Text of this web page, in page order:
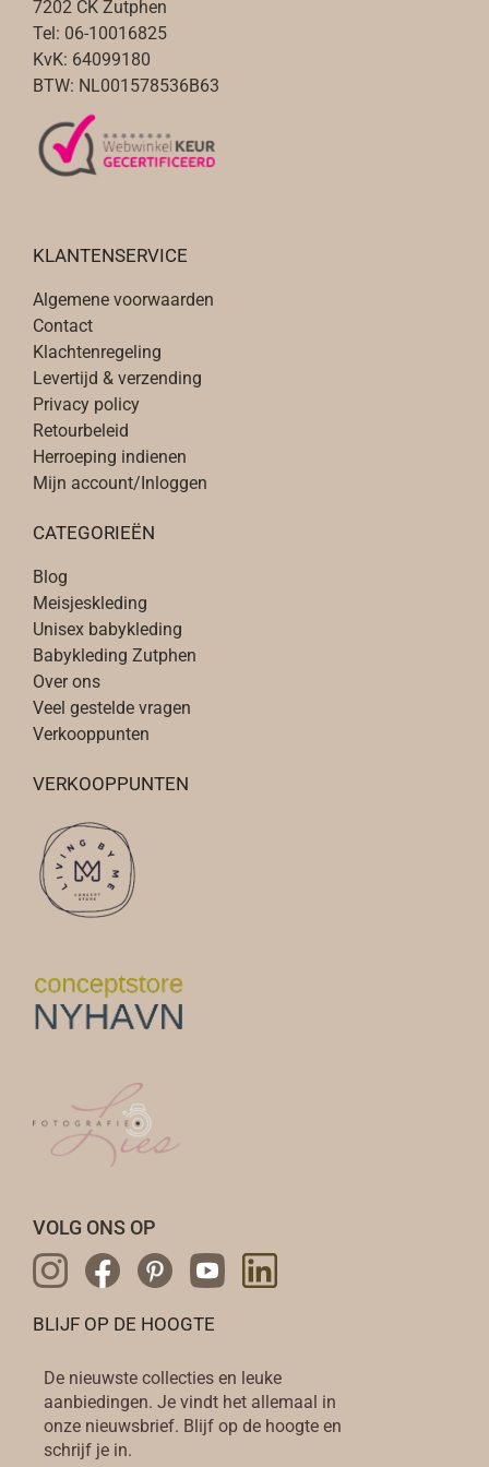
t
m
e
r
d
v
i
s
D
e
o
p
i
e
a
g
e
k
n
w
d
e
n
d
o
u
c
7202 CK Zutphen
Tel: 06-10016825
KvK: 64099180
BTW: NL001578536B63
KLANTENSERVICE
Algemene voorwaarden
Contact
Klachtenregeling
Levertijd & verzending
Privacy policy
Retourbeleid
Herroeping indienen
Mijn account/Inloggen
CATEGORIEËN
Blog
Meisjeskleding
Unisex babykleding
Babykleding Zutphen
Over ons
Veel gestelde vragen
Verkooppunten
VERKOOPPUNTEN
VOLG ONS OP
BLIJF OP DE HOOGTE
De nieuwste collecties en leuke
aanbiedingen. Je vindt het allemaal in
onze nieuwsbrief. Blijf op de hoogte en
schrijf je in.